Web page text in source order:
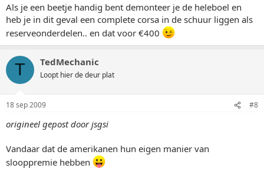
Als je een beetje handig bent demonteer je de heleboel en
heb je in dit geval een complete corsa in de schuur liggen als
reserveonderdelen.. en dat voor €400
T TedMechanic
Loopt hier de deur plat
18 sep 2009 #8
origineel gepost door jsgsi
Vandaar dat de amerikanen hun eigen manier van
slooppremie hebben